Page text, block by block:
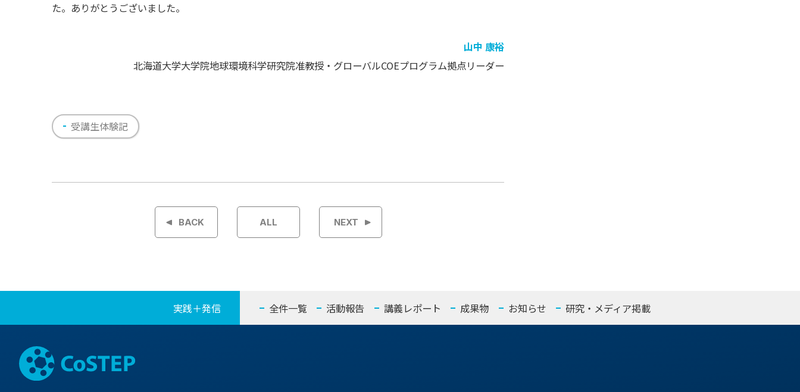
た。ありがとうございました。
山中 康裕
北海道大学大学院地球環境科学研究院准教授・グローバルCOEプログラム拠点リーダー
受講生体験記
投
ゲ
ー
シ
ョ
BACK ALL NEXT
実践＋発信 全件一覧 活動報告 講義レポート 成果物 お知らせ 研究・メディア掲載